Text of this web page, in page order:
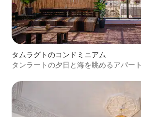
タムラグトのコンドミニアム
タンラートの夕日と海を眺めるアパート